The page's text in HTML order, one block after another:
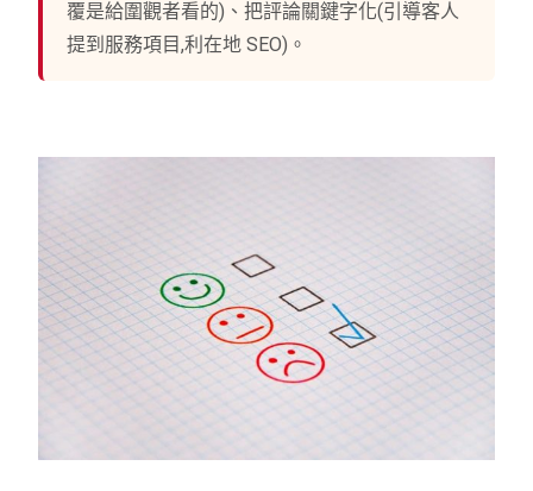
覆是給圍觀者看的)、把評論關鍵字化(引導客人
提到服務項目,利在地 SEO)。